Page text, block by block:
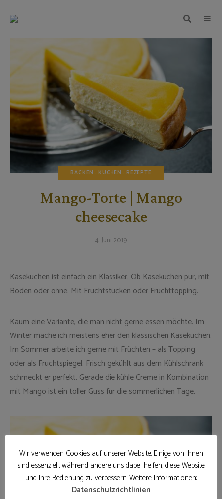
TEIGWUNDER
Backen
Leidenschaft
BACKEN KUCHEN REZEPTE
Mango-Torte | Mango
cheesecake
4. Juni 2019
Käsekuchen ist einfach ein Klassiker. Ob Käsekuchen pur, mit
Boden oder ohne. Mit Fruchtstücken oder Fruchttopping.
Kaum eine Variante, die man nicht gerne essen möchte. Im
Winter mache ich meistens eher den klassischen Käsekuchen.
Im Sommer arbeite ich gerne mit Früchten – als Topping
oder als Fruchtspiegel. Frisch gekühlt aus dem Kühlschrank
schmeckt er perfekt. Gerade die kühle Creme in Kombination
mit Mango ist ein toller Guss für die sommerlichen Tage.
Wir verwenden Cookies auf unserer Website. Einige von ihnen
sind essenziell, während andere uns dabei helfen, diese Website
und Ihre Bedienung zu verbessern. Weitere Informationen:
Datenschutzrichtlinien